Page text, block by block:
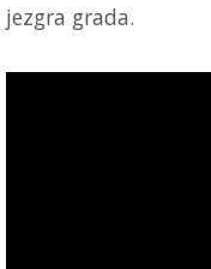
jezgra grada.